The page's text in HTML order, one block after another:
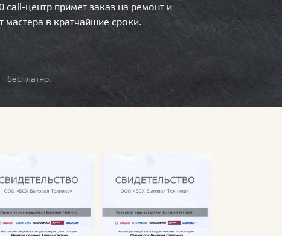
call-центр примет заказ на ремонт и
мастера в кратчайшие сроки.
бесплатно.